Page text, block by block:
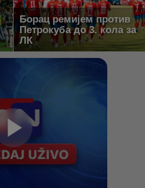
Борац ремијем против
Петрокуба до 3. кола за
ЛК